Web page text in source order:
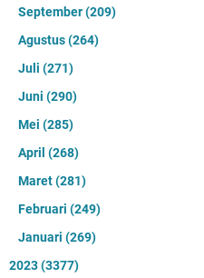
September(209)
Agustus(264)
Juli (271)
Juni (290)
Mei (285)
April (268)
Maret(281)
Februari (249)
Januari (269)
2023(3377)